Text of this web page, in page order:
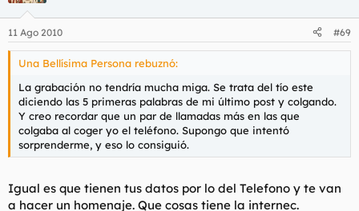
11 Ago 2010 #69
Una Bellísima Persona rebuznó:
La grabación no tendría mucha miga. Se trata del tío este
diciendo las 5 primeras palabras de mi último post y colgando.
Y creo recordar que un par de llamadas más en las que
colgaba al coger yo el teléfono. Supongo que intentó
sorprenderme, y eso lo consiguió.
Igual es que tienen tus datos por lo del Telefono y te van
a hacer un homenaje. Que cosas tiene la internec.